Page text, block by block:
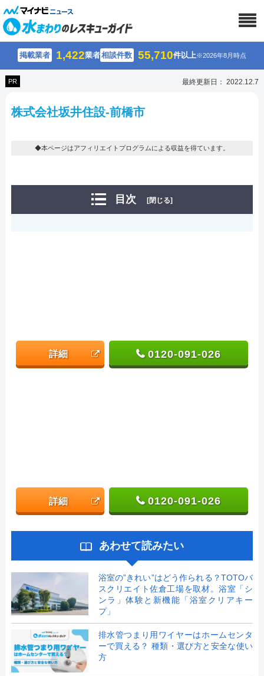
掲載業者 1,422業者相談件数 55,710件以上※2026年8月時点
PR 最終更新日： 2022.12.7
株式会社坂井住設-前橋市
◆本ページはアフィリエイトプログラムによる収益を得ています。
目次 [閉じる]
詳細 0120-091-026
詳細 0120-091-026
あわせて読みたい
浴室の”きれい”はどう作られる？TOTOバ
スクリエイト佐倉工場を取材。浴室「シ
ンラ」体験と新機能「浴室クリアキー
プ」
排水管つまり用ワイヤーはホームセンタ
ーで買える？ 種類・選び方と安全な使い
方